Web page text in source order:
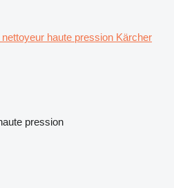
nettoyeur haute pression Kärcher
pression